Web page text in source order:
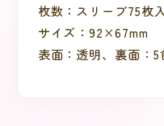
枚数：スリーブ75枚
サイズ：92×67mm
表面：透明、裏面：